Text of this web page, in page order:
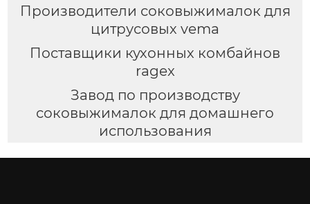
Производители соковыжималок для
цитрусовых vema
Поставщики кухонных комбайнов
ragex
Завод по производству
соковыжималок для домашнего
использования